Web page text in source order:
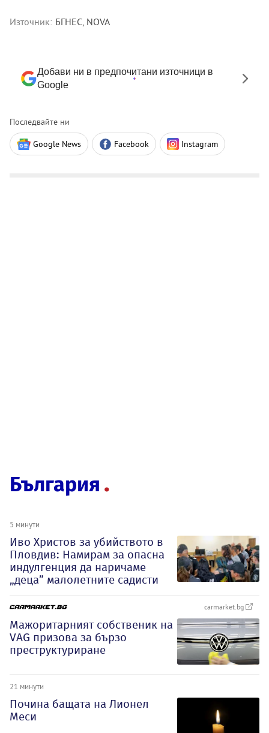
Източник: БГНЕС, NOVA
Добави ни в предпочитани източници в
Google
Последвайте ни
Google News Facebook Instagram
България
5 минути
Иво Христов за убийството в
Пловдив: Намирам за опасна
индулгенция да наричаме
„деца” малолетните садисти
carmarket.bg
Мажоритарният собственик на
VAG призова за бързо
преструктуриране
21 минути
Почина бащата на Лионел
Меси